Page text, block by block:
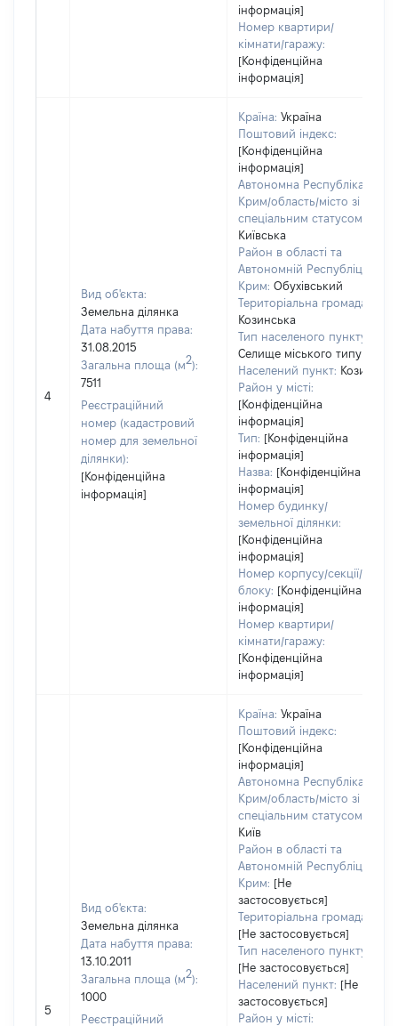
інформація]
Номер квартири/
кімнати/гаражу:
[Конфіденційна
інформація]
4
Вид об'єкта:
Земельна ділянка
Дата набуття права:
31.08.2015
Загальна площа (м2):
7511
Реєстраційний
номер (кадастровий
номер для земельної
ділянки):
[Конфіденційна
інформація]
Країна: Україна
Поштовий індекс:
[Конфіденційна
інформація]
Автономна Республіка
Крим/область/місто зі
спеціальним статусом:
Київська
Район в області та
Автономній Республіці
Крим: Обухівський
Територіальна громада:
Козинська
Тип населеного пункту:
Селище міського типу
Населений пункт: Козин
Район у місті:
[Конфіденційна
інформація]
Тип: [Конфіденційна
інформація]
Назва: [Конфіденційна
інформація]
Номер будинку/
земельної ділянки:
[Конфіденційна
інформація]
Номер корпусу/секції/
блоку: [Конфіденційна
інформація]
Номер квартири/
кімнати/гаражу:
[Конфіденційна
інформація]
5
Вид об'єкта:
Земельна ділянка
Дата набуття права:
13.10.2011
Загальна площа (м2):
1000
Реєстраційний
Країна: Україна
Поштовий індекс:
[Конфіденційна
інформація]
Автономна Республіка
Крим/область/місто зі
спеціальним статусом:
Київ
Район в області та
Автономній Республіці
Крим: [Не
застосовується]
Територіальна громада:
[Не застосовується]
Тип населеного пункту:
[Не застосовується]
Населений пункт: [Не
застосовується]
Район у місті: